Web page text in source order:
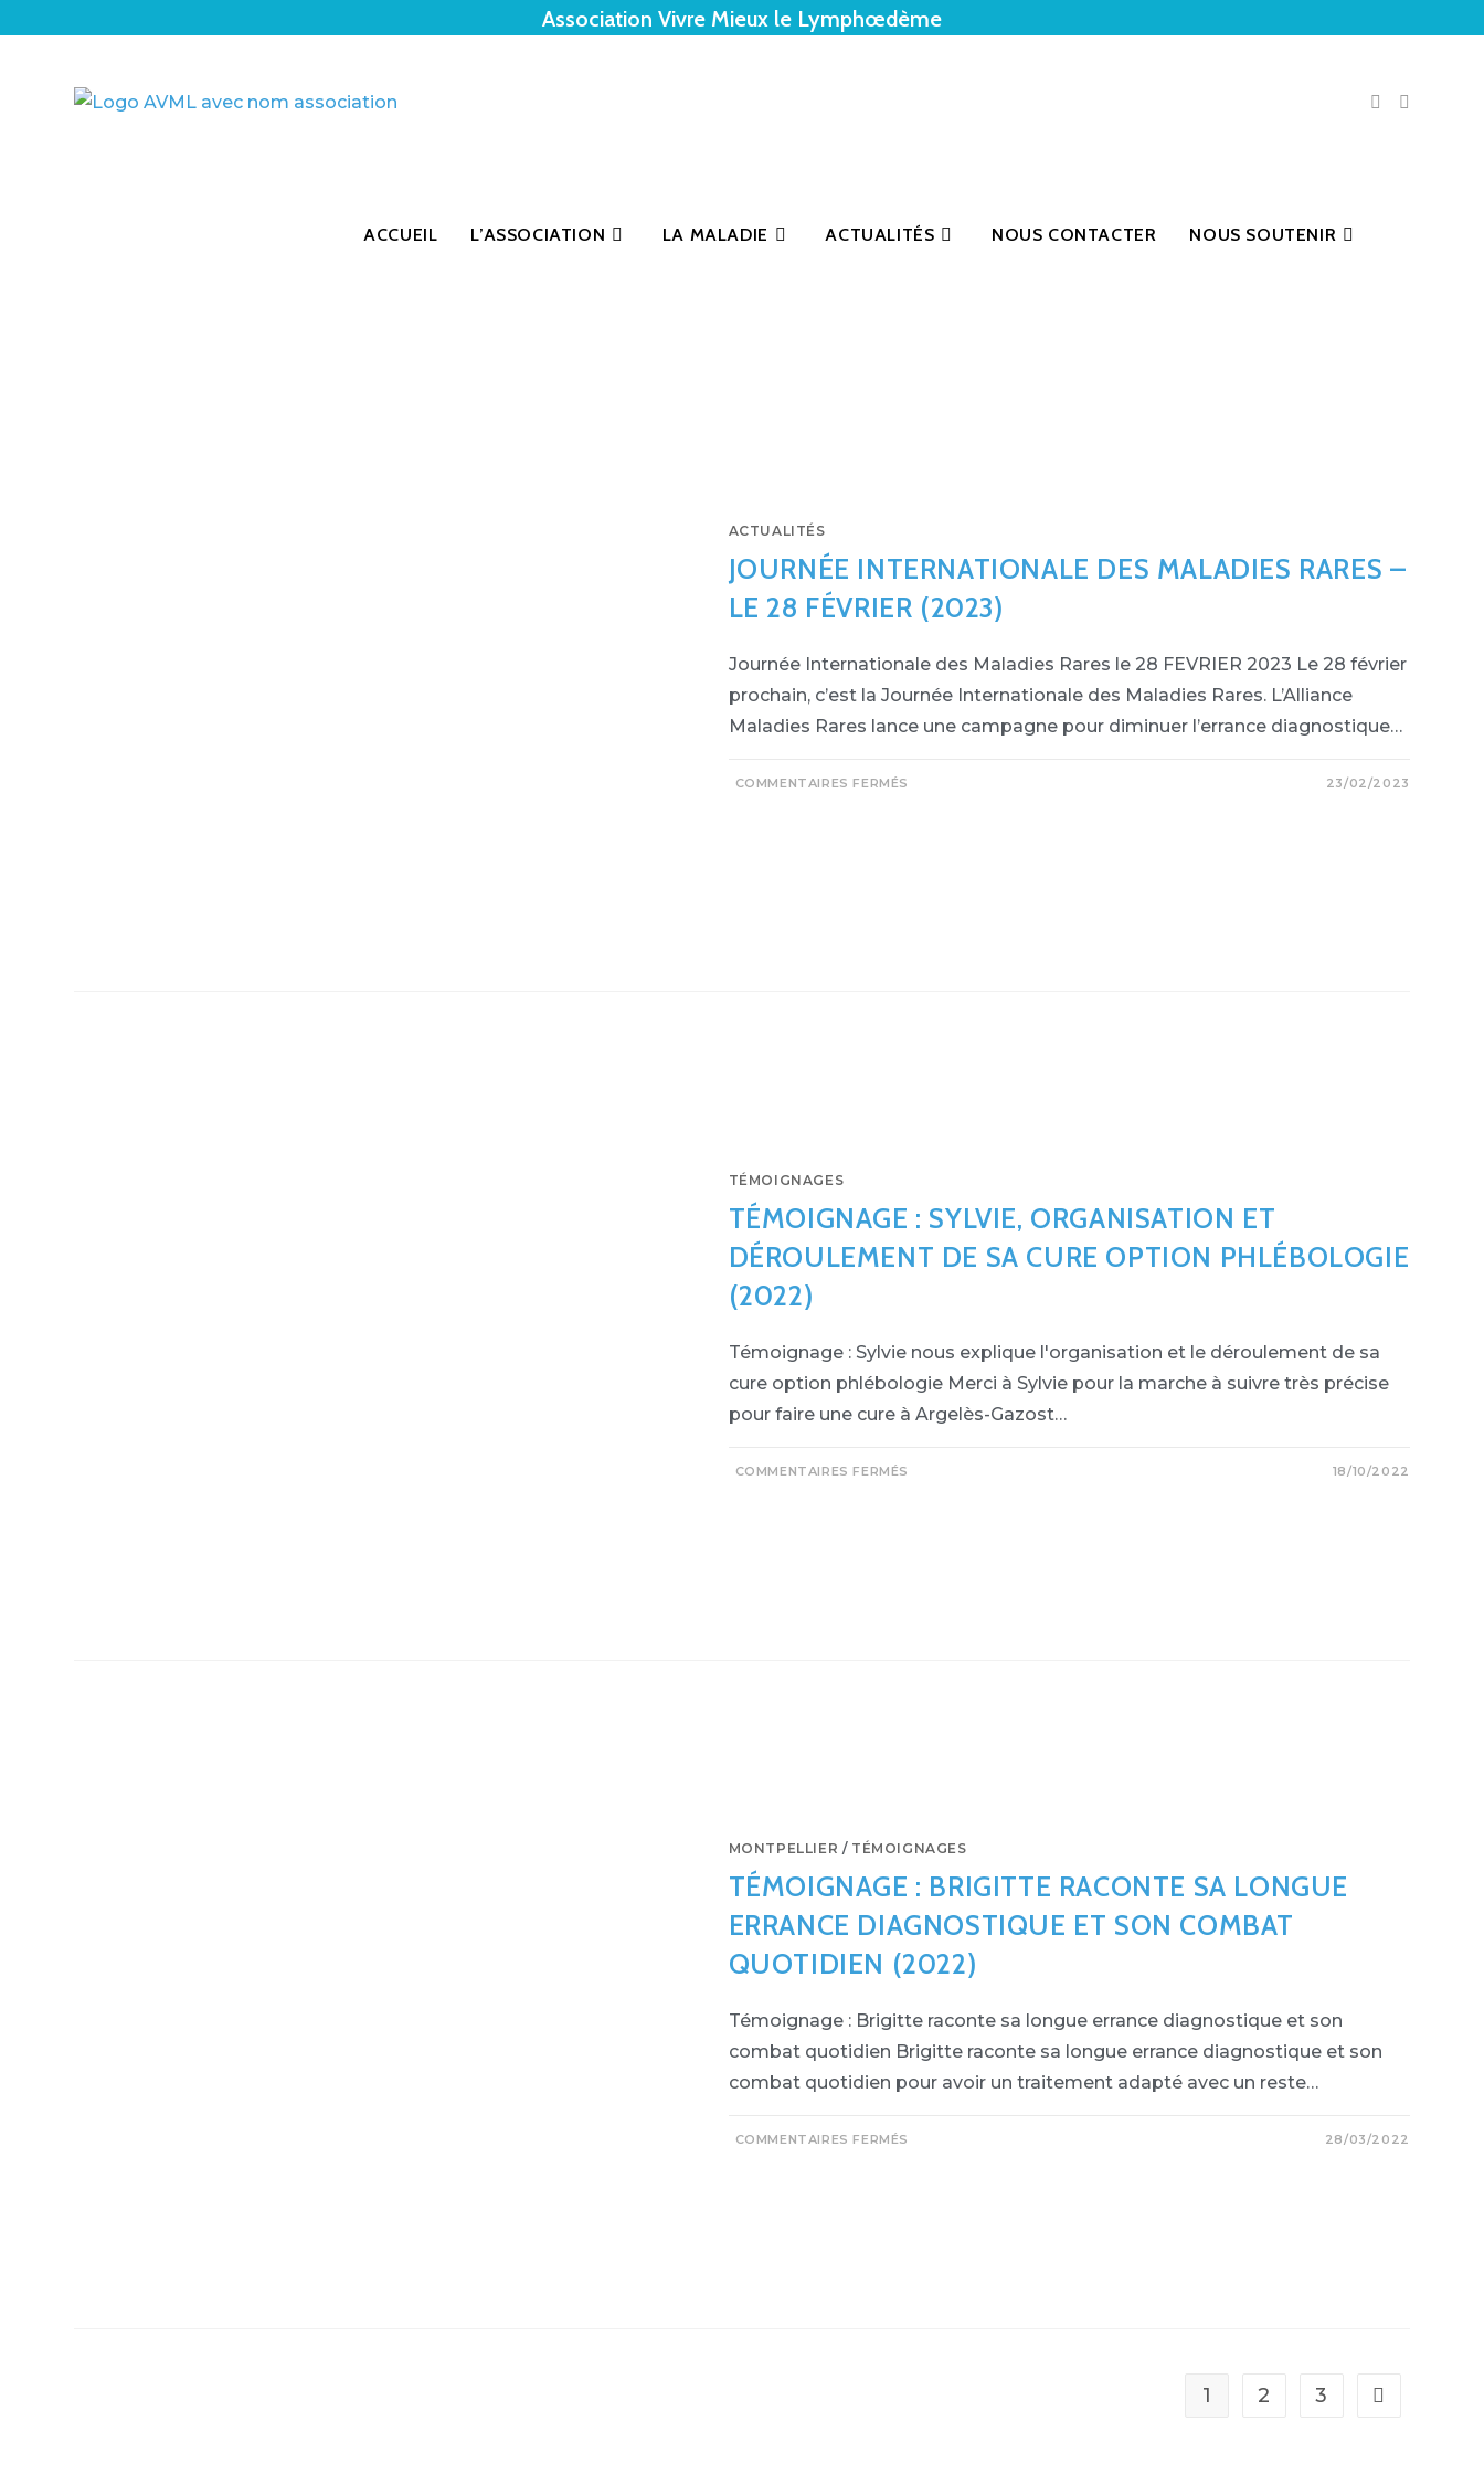
Association Vivre Mieux le Lymphœdème
ACCUEIL L’ASSOCIATION LA MALADIE ACTUALITÉS NOUS CONTACTER NOUS SOUTENIR
ACTUALITÉS
JOURNÉE INTERNATIONALE DES MALADIES RARES –
LE 28 FÉVRIER (2023)
Journée Internationale des Maladies Rares le 28 FEVRIER 2023 Le 28 février
prochain, c’est la Journée Internationale des Maladies Rares. L’Alliance
Maladies Rares lance une campagne pour diminuer l’errance diagnostique…
COMMENTAIRES FERMÉS 23/02/2023
TÉMOIGNAGES
TÉMOIGNAGE : SYLVIE, ORGANISATION ET
DÉROULEMENT DE SA CURE OPTION PHLÉBOLOGIE
(2022)
Témoignage : Sylvie nous explique l'organisation et le déroulement de sa
cure option phlébologie Merci à Sylvie pour la marche à suivre très précise
pour faire une cure à Argelès-Gazost…
COMMENTAIRES FERMÉS 18/10/2022
MONTPELLIER / TÉMOIGNAGES
TÉMOIGNAGE : BRIGITTE RACONTE SA LONGUE
ERRANCE DIAGNOSTIQUE ET SON COMBAT
QUOTIDIEN (2022)
Témoignage : Brigitte raconte sa longue errance diagnostique et son
combat quotidien Brigitte raconte sa longue errance diagnostique et son
combat quotidien pour avoir un traitement adapté avec un reste…
COMMENTAIRES FERMÉS 28/03/2022
1 2 3